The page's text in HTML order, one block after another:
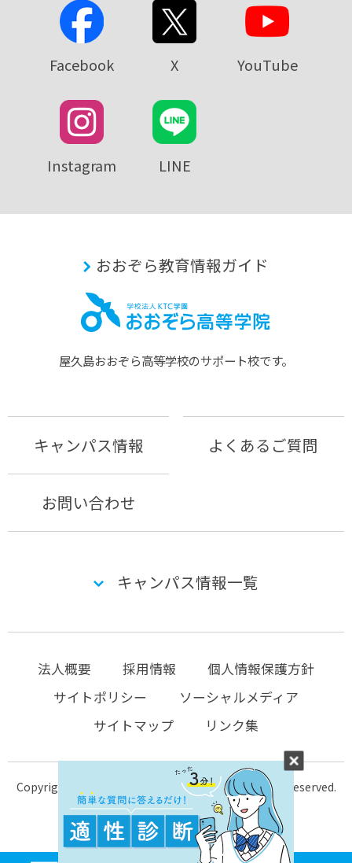
Facebook X YouTube
Instagram LINE
おおぞら教育情報ガイド
屋久島おおぞら⾼等学校のサポート校です。
キャンパス情報 よくあるご質問
お問い合わせ
キャンパス情報一覧
法人概要 採用情報
個人情報保護方針
サイトポリシー
ソーシャルメディア
サイトマップ
リンク集
Copyright © 2004-2026 KTC-school.com All Rights Reserved.